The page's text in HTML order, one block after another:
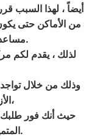
أيضاً ، لهذا السبب
من الأماكن حتى
.
لذلك ، يقدم لكم
وذلك من خلال
الأزمات الشديدة التي قد تحدث،
حيث أنك فور طلبك
.